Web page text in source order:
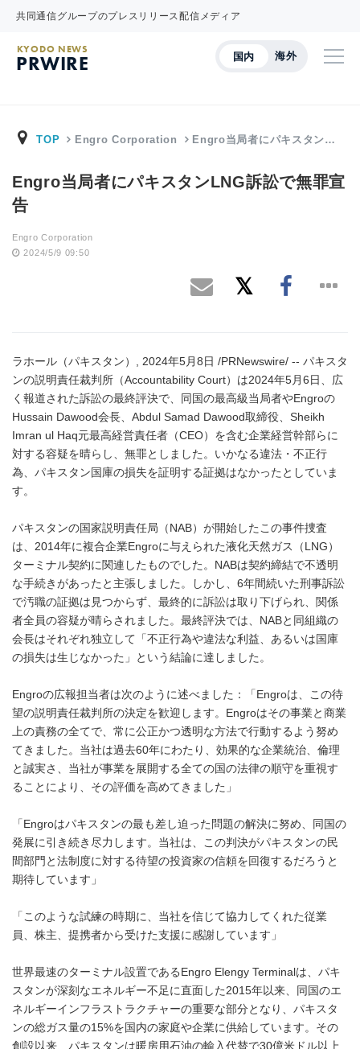
共同通信グループのプレスリリース配信メディア
国内 海外
KYODO NEWS
PRWIRE
TOP Engro Corporation Engro当局者にパキスタン…
Engro当局者にパキスタンLNG訴訟で無罪宣
告
Engro Corporation
2024/5/9 09:50
ラホール（パキスタン）, 2024年5月8日 /PRNewswire/ -- パキスタ
ンの説明責任裁判所（Accountability Court）は2024年5月6日、広
く報道された訴訟の最終評決で、同国の最高級当局者やEngroの
Hussain Dawood会長、Abdul Samad Dawood取締役、Sheikh
Imran ul Haq元最高経営責任者（CEO）を含む企業経営幹部らに
対する容疑を晴らし、無罪としました。いかなる違法・不正行
為、パキスタン国庫の損失を証明する証拠はなかったとしていま
す。
パキスタンの国家説明責任局（NAB）が開始したこの事件捜査
は、2014年に複合企業Engroに与えられた液化天然ガス（LNG）
ターミナル契約に関連したものでした。NABは契約締結で不透明
な手続きがあったと主張しました。しかし、6年間続いた刑事訴訟
で汚職の証拠は見つからず、最終的に訴訟は取り下げられ、関係
者全員の容疑が晴らされました。最終評決では、NABと同組織の
会長はそれぞれ独立して「不正行為や違法な利益、あるいは国庫
の損失は生じなかった」という結論に達しました。
Engroの広報担当者は次のように述べました：「Engroは、この待
望の説明責任裁判所の決定を歓迎します。Engroはその事業と商業
上の責務の全てで、常に公正かつ透明な方法で行動するよう努め
てきました。当社は過去60年にわたり、効果的な企業統治、倫理
と誠実さ、当社が事業を展開する全ての国の法律の順守を重視す
ることにより、その評価を高めてきました」
「Engroはパキスタンの最も差し迫った問題の解決に努め、同国の
発展に引き続き尽力します。当社は、この判決がパキスタンの民
間部門と法制度に対する待望の投資家の信頼を回復するだろうと
期待しています」
「このような試練の時期に、当社を信じて協力してくれた従業
員、株主、提携者から受けた支援に感謝しています」
世界最速のターミナル設置であるEngro Elengy Terminalは、パキ
スタンが深刻なエネルギー不足に直面した2015年以来、同国のエ
ネルギーインフラストラクチャーの重要な部分となり、パキスタ
ンの総ガス量の15%を国内の家庭や企業に供給しています。その
創設以来、パキスタンは暖房用石油の輸入代替で30億米ドル以上